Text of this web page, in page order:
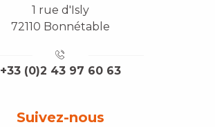
1 rue d'Isly
72110 Bonnétable
+33 (0)2 43 97 60 63
Suivez-nous